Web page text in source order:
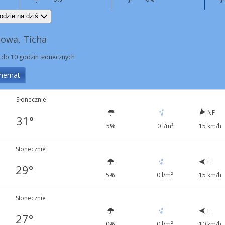
na dziś
Ticha
10 godzin słonecznych
Słonecznie
31° 5% 0 l/m²
NE
15 km/h
Słonecznie
29° 5% 0 l/m²
E
15 km/h
Słonecznie
27°
E